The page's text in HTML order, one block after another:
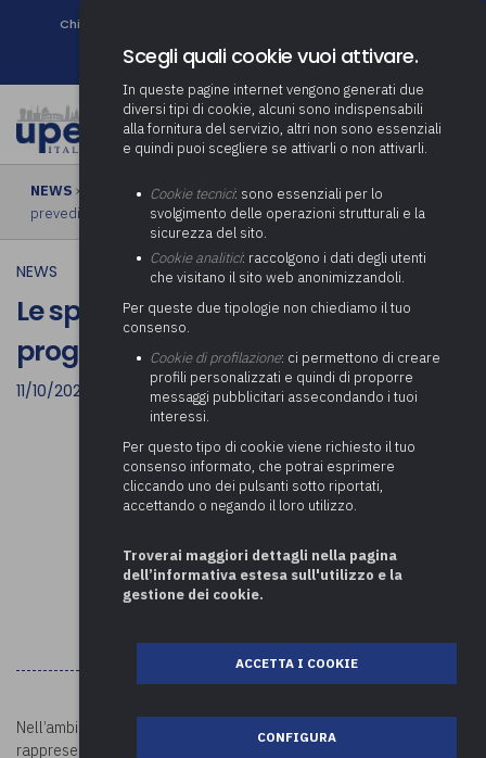
Chi siamo
Newsletter
NEWS › Le spese economali sono non programmabili e non
prevedibili
NEWS
Le spese economali sono non
programmabili e non prevedibili
11/10/2023
Nell’ambito della gestione di risorse pubbliche, le spese economali
rappresentano una deroga o eccezione rispetto alla
Scegli quali cookie vuoi attivare.
In queste pagine internet vengono generati due
diversi tipi di cookie, alcuni sono indispensabili
alla fornitura del servizio, altri non sono essenziali
e quindi puoi scegliere se attivarli o non attivarli.
Cookie tecnici: sono essenziali per lo
svolgimento delle operazioni strutturali e la
sicurezza del sito.
Cookie analitici: raccolgono i dati degli utenti
che visitano il sito web anonimizzandoli.
Per queste due tipologie non chiediamo il tuo
consenso.
Cookie di profilazione: ci permettono di creare
profili personalizzati e quindi di proporre
messaggi pubblicitari assecondando i tuoi
interessi.
Per questo tipo di cookie viene richiesto il tuo
consenso informato, che potrai esprimere
cliccando uno dei pulsanti sotto riportati,
accettando o negando il loro utilizzo.
Troverai maggiori dettagli nella pagina
dell’informativa estesa sull'utilizzo e la
gestione dei cookie.
ACCETTA I COOKIE
CONFIGURA